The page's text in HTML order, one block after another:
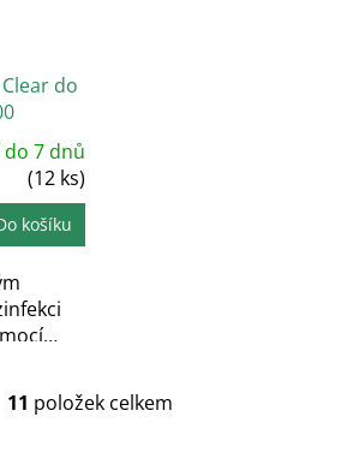
do
7 dnů
(12 ks)
košíku
O
11 položek celkem